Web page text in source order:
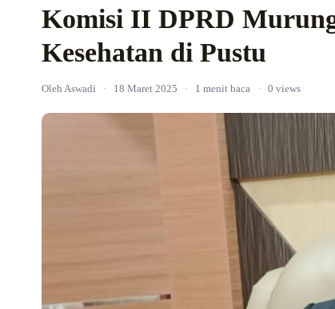
Komisi II DPRD
Kesehatan di Pustu
Oleh Aswadi · 18 Maret 2025 · 1 menit baca · 0 views